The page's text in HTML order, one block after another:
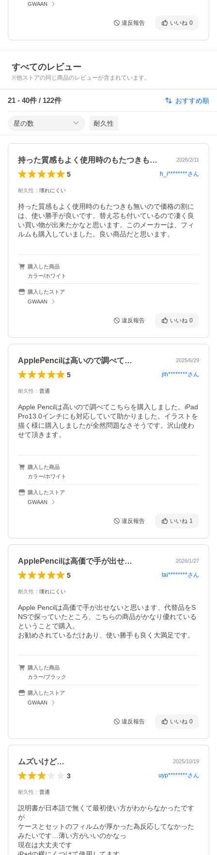
GWAAN
違反報告 いいね 0
すべてのレビュー
※他ストアの同じ商品のレビューが含まれています。
21 - 40件 / 122件 おすすめ順
星の数 耐久性
持った質感もよく使用時のもたつきも無い… 2026/2/11
5 h_i********さん
耐久性 ： 壊れにくい
持った質感もよく使用時のもたつきも無いので価格の割に
は、使い勝手が良いです。替え芯も付いているので凄く良
い買い物が出来たかなと思います。このメーカーは、フィ
ルムも購入していました。良い商品だと思います。
購入した商品
カラー/ホワイト
購入したストア
GWAAN
違反報告 いいね 0
ApplePencilは高いので調べて… 2025/6/29
5 jlh********さん
耐久性 ： 普通
Apple Pencilは高いので調べてこちらを購入しました。iPad
Pro13.0インチにも対応していて助かりました。イラストを
描く様に購入しましたが全然問題なさそうです。沢山使わ
せて頂きます。
購入した商品
カラー/ホワイト
購入したストア
GWAAN
違反報告 いいね 1
ApplePencilは高価で手が出せ… 2026/1/27
5 tai********さん
耐久性 ： 壊れにくい
Apple Pencilは高価で手が出せないと思います、代替品をS
NSで探っていたところ、こちらの商品がかなり優れている
ということで購入。
お勧めされているだけあり、使い勝手も良く大満足です。
購入した商品
カラー/ブラック
購入したストア
GWAAN
違反報告 いいね 0
ムズいけど… 2025/10/19
3 uyp********さん
耐久性 ： 普通
説明書が日本語で無くて最初使い方がわからなかったです
が
ケースとセットのフィルムが厚かった為反応してなかった
みたいです…薄い方がいいのかなっ
現在は大丈夫です